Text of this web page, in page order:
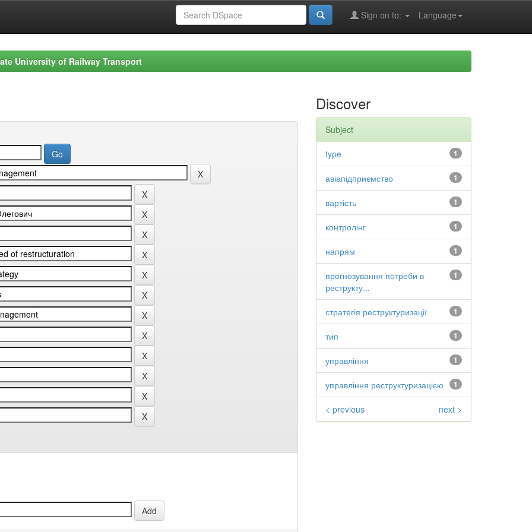
Language
Sign on to:
University of Railway Transport
Discover
Subject
1
type
1
авіапідприємство
1
вартість
1
контролінг
1
напрям
1
прогнозування потреби в
реструкту...
1
стратегія реструктуризації
1
тип
1
управління
1
управління реструктуризацією
< previous next >